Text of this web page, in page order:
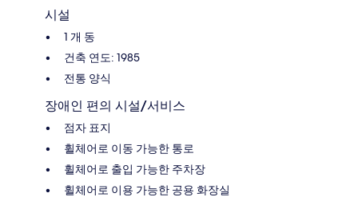
시설
1 개 동
건축 연도: 1985
전통 양식
장애인 편의 시설/서비스
점자 표지
휠체어로 이동 가능한 통로
휠체어로 출입 가능한 주차장
휠체어로 이용 가능한 공용 화장실